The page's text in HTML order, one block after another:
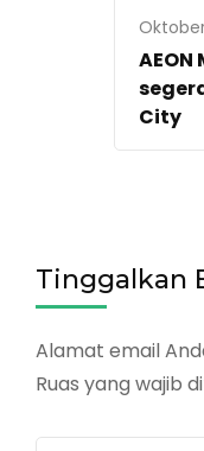
AEON
City
Tinggalkan
Alamat email
Ruas yang wajib